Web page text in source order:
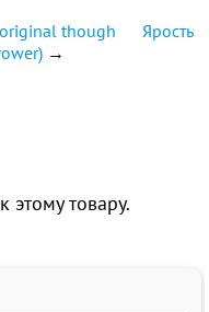
though
Ярость
→
этому товару.